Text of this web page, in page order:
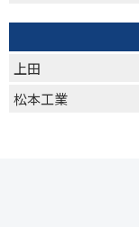
上田
松本工業